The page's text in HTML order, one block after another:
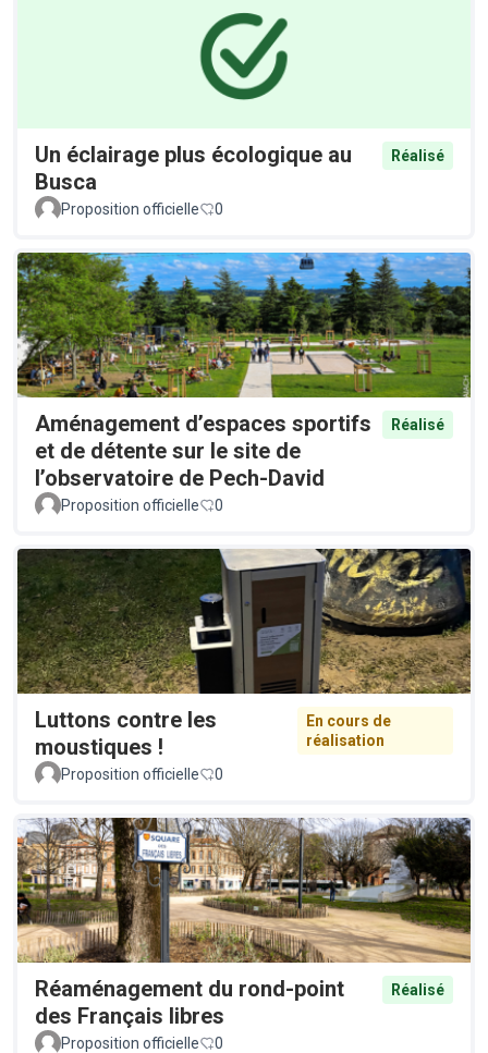
Un éclairage plus écologique au
Busca
Réalisé
Proposition officielle 0
Aménagement d’espaces sportifs
et de détente sur le site de
l’observatoire de Pech-David
Réalisé
Proposition officielle 0
Luttons contre les
moustiques !
En cours de
réalisation
Proposition officielle
0
Réaménagement du rond-point
des Français libres
Réalisé
Proposition officielle 0